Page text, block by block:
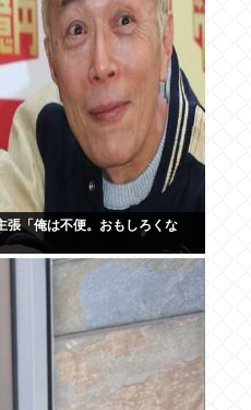
張「俺は不便。おもしろくな